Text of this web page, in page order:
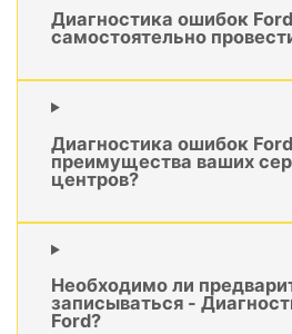
Диагностика ошибок
самостоятельно
Диагностика ошибок
преимущества ваших
центров?
Необходимо ли
записываться -
Ford?